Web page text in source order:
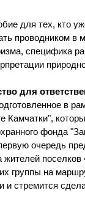
для тех, кто
проводником
специфика
для
в
Камчатки",
фонда
очередь
поселков
группы на
и стремится